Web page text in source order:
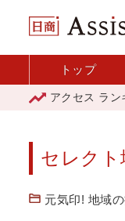
トップ
アクセス ラン
「青森市プレミア
セレクト
元気印! 地域